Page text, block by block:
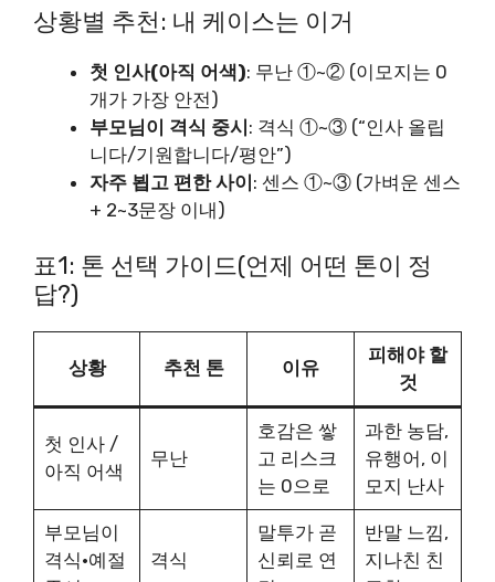
상황별 추천: 내 케이스는 이거
첫 인사(아직 어색): 무난 ①~② (이모지는 0
개가 가장 안전)
부모님이 격식 중시: 격식 ①~③ (“인사 올립
니다/기원합니다/평안”)
자주 뵙고 편한 사이: 센스 ①~③ (가벼운 센스
+ 2~3문장 이내)
표1: 톤 선택 가이드(언제 어떤 톤이 정
답?)
상황 추천 톤 이유
피해야 할
것
첫 인사 /
아직 어색
무난
호감은 쌓
고 리스크
는 0으로
과한 농담,
유행어, 이
모지 난사
부모님이
격식·예절
격식
말투가 곧
신뢰로 연
반말 느낌,
지나친 친